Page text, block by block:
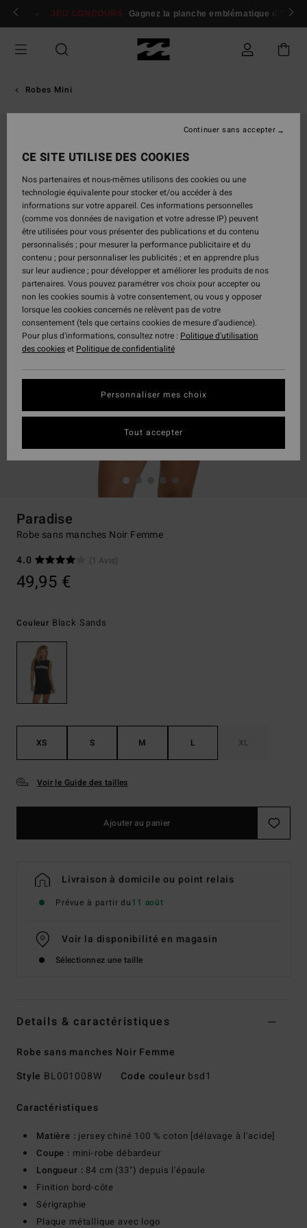
Passer
Se connecter / s'inscrire
JEU CONCOURS Gagnez la planche emblématique d'Andy
Robes Mini
Paradise
Robe sans manches Noir Femme
4.0
(1 Avis)
49,95 €
Couleur Black Sands
XS S M L XL
Voir le Guide des tailles
Ajouter au panier
Livraison à domicile ou point relais
Prévue à partir du11 août
Voir la disponibilité en magasin
Sélectionnez une taille
Details & caractéristiques
Robe sans manches Noir Femme
Style BL001008W Code couleur bsd1
Caractéristiques
Matière : jersey chiné 100 % coton [délavage à l'acide]
Coupe : mini-robe débardeur
Longueur : 84 cm (33") depuis l'épaule
Finition bord-côte
Sérigraphie
Plaque métallique avec logo
CE SITE UTILISE DES COOKIES
Nos partenaires et nous-mêmes utilisons des cookies ou une
technologie équivalente pour stocker et/ou accéder à des
informations sur votre appareil. Ces informations personnelles
(comme vos données de navigation et votre adresse IP) peuvent
être utilisées pour vous présenter des publications et du contenu
personnalisés ; pour mesurer la performance publicitaire et du
contenu ; pour personnaliser les publicités ; et en apprendre plus
sur leur audience ; pour développer et améliorer les produits de nos
partenaires. Vous pouvez paramétrer vos choix pour accepter ou
non les cookies soumis à votre consentement, ou vous y opposer
lorsque les cookies concernés ne relèvent pas de votre
consentement (tels que certains cookies de mesure d’audience).
Pour plus d'informations, consultez notre : Politique d'utilisation
des cookieset Politique de confidentialité
Personnaliser mes choix
Continuer sans accepter
Tout accepter